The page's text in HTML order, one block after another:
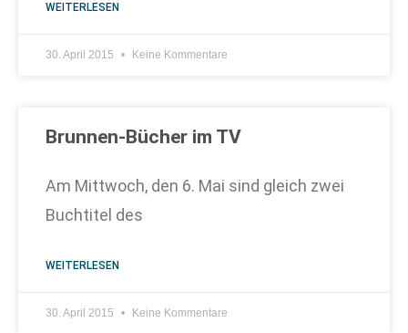
WEITERLESEN
30. April 2015 Keine Kommentare
Brunnen-Bücher im TV
Am Mittwoch, den 6. Mai sind gleich zwei
Buchtitel des
WEITERLESEN
30. April 2015 Keine Kommentare